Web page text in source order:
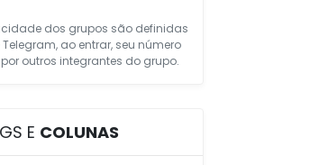
dos grupos são definidas
ao entrar, seu número
outros integrantes do grupo.
E COLUNAS